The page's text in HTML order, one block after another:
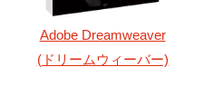
Adobe Dreamweaver
(ドリームウィーバー)